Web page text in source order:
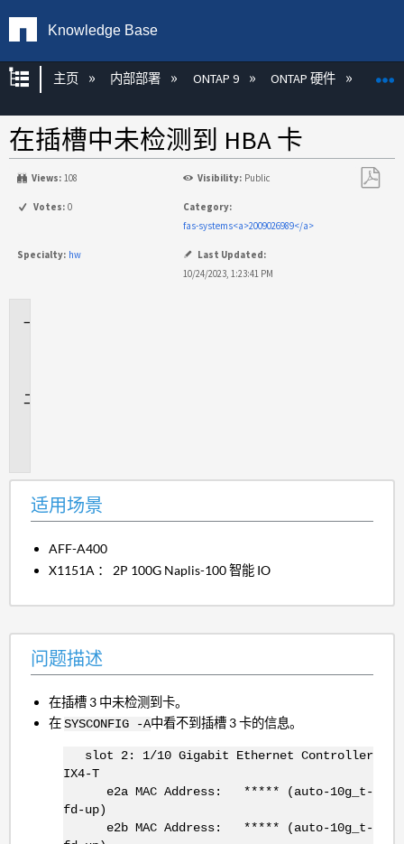
Knowledge Base
扩展/隐缩全局层次
主页 内部部署 ONTAP 9 ONTAP 硬件
在插槽中未检测到 HBA 卡
Views: 108 Visibility: Public
Votes: 0
Category:
fas-systems<a>2009026989</a>
Specialty: hw
Last Updated:
10/24/2023, 1:23:41 PM
适用场景
AFF-A400
X1151A ： 2P 100G Naplis-100 智能 IO
问题描述
在插槽 3 中未检测到卡。
在SYSCONFIG -A中看不到插槽 3 卡的信息。
slot 2: 1/10 Gigabit Ethernet Controller
IX4-T
e2a MAC Address: ***** (auto-10g_t-
fd-up)
e2b MAC Address: ***** (auto-10g_t-